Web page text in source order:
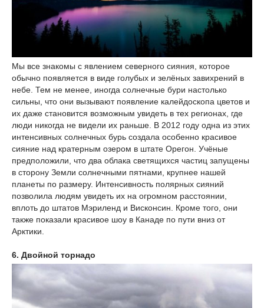
Мы все знакомы с явлением северного сияния, которое
обычно появляется в виде голубых и зелёных завихрений в
небе. Тем не менее, иногда солнечные бури настолько
сильны, что они вызывают появление калейдоскопа цветов и
их даже становится возможным увидеть в тех регионах, где
люди никогда не видели их раньше. В 2012 году одна из этих
интенсивных солнечных бурь создала особенно красивое
сияние над кратерным озером в штате Орегон. Учёные
предположили, что два облака светящихся частиц запущены
в сторону Земли солнечными пятнами, крупнее нашей
планеты по размеру. Интенсивность полярных сияний
позволила людям увидеть их на огромном расстоянии,
вплоть до штатов Мэриленд и Висконсин. Кроме того, они
также показали красивое шоу в Канаде по пути вниз от
Арктики.
6. Двойной торнадо